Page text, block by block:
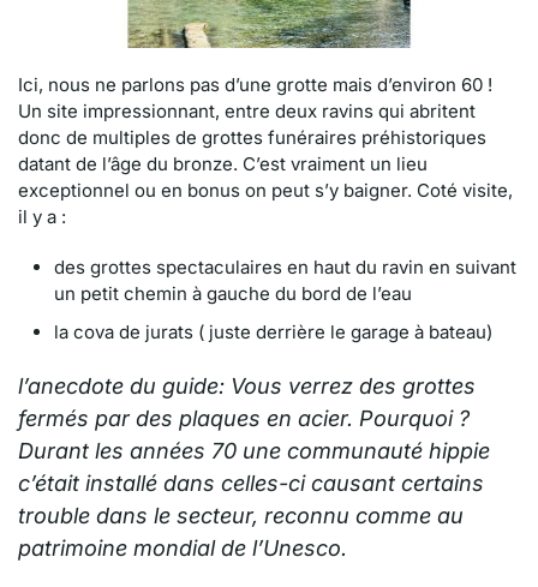
Ici, nous ne parlons pas d’une grotte mais d’environ 60 !
Un site impressionnant, entre deux ravins qui abritent
donc de multiples de grottes funéraires préhistoriques
datant de l’âge du bronze. C’est vraiment un lieu
exceptionnel ou en bonus on peut s’y baigner. Coté visite,
il y a :
des grottes spectaculaires en haut du ravin en suivant
un petit chemin à gauche du bord de l’eau
la cova de jurats ( juste derrière le garage à bateau)
l’anecdote du guide: Vous verrez des grottes
fermés par des plaques en acier. Pourquoi ?
Durant les années 70 une communauté hippie
c’était installé dans celles-ci causant certains
trouble dans le secteur, reconnu comme au
patrimoine mondial de l’Unesco.